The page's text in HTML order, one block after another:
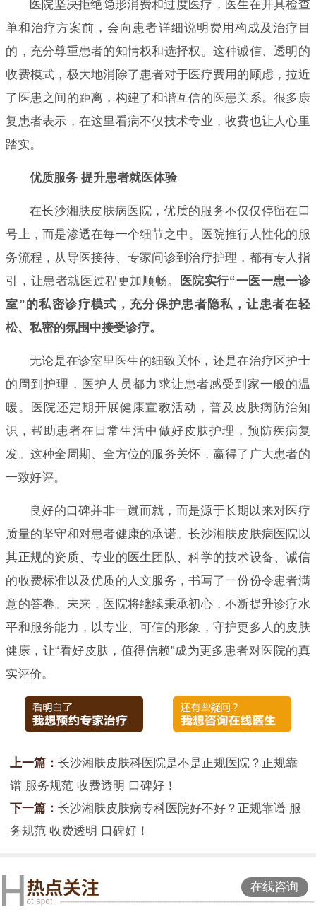
医院坚决拒绝隐形消费和过度医疗，医生在开具检查
单和治疗方案前，会向患者详细说明费用构成及治疗目
的，充分尊重患者的知情权和选择权。这种诚信、透明的
收费模式，极大地消除了患者对于医疗费用的顾虑，拉近
了医患之间的距离，构建了和谐互信的医患关系。很多康
复患者表示，在这里看病不仅技术专业，收费也让人心里
踏实。
优质服务 提升患者就医体验
在长沙湘肤皮肤病医院，优质的服务不仅仅停留在口
号上，而是渗透在每一个细节之中。医院推行人性化的服
务流程，从导医接待、专家问诊到治疗护理，都有专人指
引，让患者就医过程更加顺畅。
医院实行“一医一患一诊
室”的私密诊疗模式，充分保护患者隐私，让患者在轻
松、私密的氛围中接受诊疗。
无论是在诊室里医生的细致关怀，还是在治疗区护士
的周到护理，医护人员都力求让患者感受到家一般的温
暖。医院还定期开展健康宣教活动，普及皮肤病防治知
识，帮助患者在日常生活中做好皮肤护理，预防疾病复
发。这种全周期、全方位的服务关怀，赢得了广大患者的
一致好评。
良好的口碑并非一蹴而就，而是源于长期以来对医疗
质量的坚守和对患者健康的承诺。长沙湘肤皮肤病医院以
其正规的资质、专业的医生团队、科学的技术设备、诚信
的收费标准以及优质的人文服务，书写了一份份令患者满
意的答卷。未来，医院将继续秉承初心，不断提升诊疗水
平和服务能力，以专业、可信的形象，守护更多人的皮肤
健康，让“看好皮肤，值得信赖”成为更多患者对医院的真
实评价。
上一篇： 长沙湘肤皮肤科医院是不是正规医院？正规靠
谱 服务规范 收费透明 口碑好！
下一篇： 长沙湘肤皮肤病专科医院好不好？正规靠谱 服
务规范 收费透明 口碑好！
在线咨询